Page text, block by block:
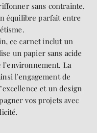
sans contrainte.
équilibre parfait entre
ce carnet inclut un
un papier sans acide
La
l’engagement de
et un design
vos projets avec